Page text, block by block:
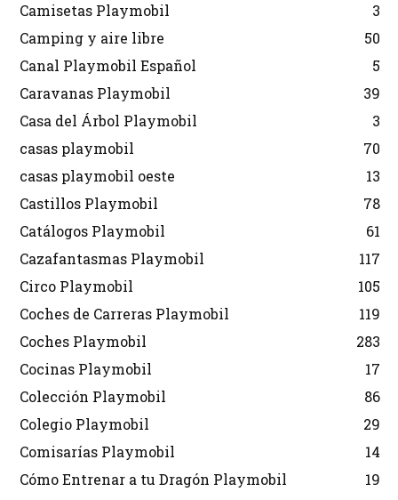
Camisetas Playmobil
3
Camping y aire libre
50
Canal Playmobil Español
5
Caravanas Playmobil
39
Casa del Árbol Playmobil
3
casas playmobil
70
casas playmobil oeste
13
Castillos Playmobil
78
Catálogos Playmobil
61
Cazafantasmas Playmobil
117
Circo Playmobil
105
Coches de Carreras Playmobil
119
Coches Playmobil
283
Cocinas Playmobil
17
Colección Playmobil
86
Colegio Playmobil
29
Comisarías Playmobil
14
Cómo Entrenar a tu Dragón Playmobil
19